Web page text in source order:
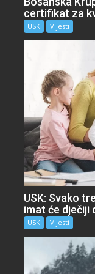
certifikat za
USK Vijesti
USK: Svako
imat će dječiji
USK Vijesti